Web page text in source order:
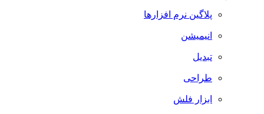
پلاگین نرم افزارها
انیمیشن
تبدیل
طراحی
ابزار فلش